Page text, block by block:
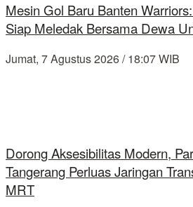
Mesin Gol Baru Banten
Siap Meledak Bersama Dewa
Jumat, 7 Agustus 2026 / 18:07 WIB
Dorong Aksesibilitas Modern,
Tangerang Perluas Jaringan
MRT